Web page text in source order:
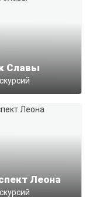
Славы
Леона